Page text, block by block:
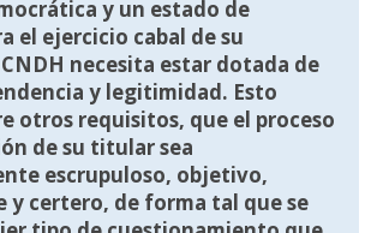
y un estado de
el ejercicio cabal de su
necesita estar dotada de
y legitimidad. Esto
otros requisitos, que el proceso
de su titular sea
escrupuloso, objetivo,
y certero, de forma tal que se